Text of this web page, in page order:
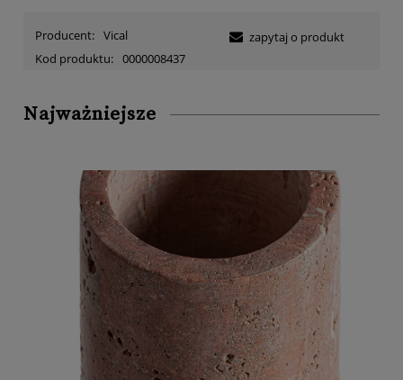
Producent: Vical
Kod produktu: 0000008437
zapytaj o produkt
Najważniejsze